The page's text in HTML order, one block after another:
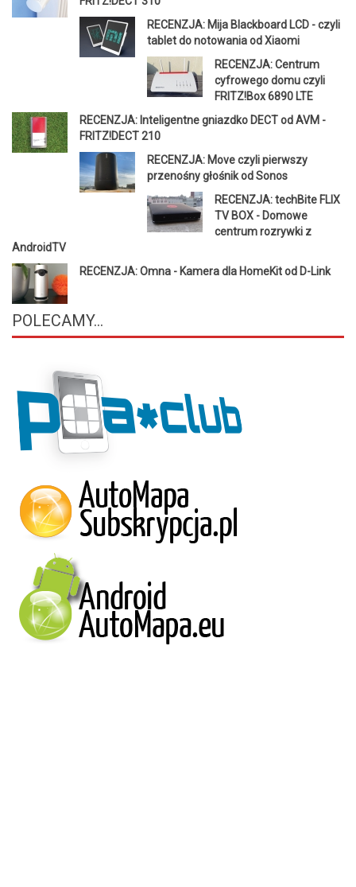
RECENZJA: Mija Blackboard LCD - czyli
tablet do notowania od Xiaomi
RECENZJA: Centrum
cyfrowego domu czyli
FRITZ!Box 6890 LTE
RECENZJA: Inteligentne gniazdko DECT od AVM -
FRITZ!DECT 210
RECENZJA: Move czyli pierwszy
przenośny głośnik od Sonos
RECENZJA: techBite FLIX
TV BOX - Domowe
centrum rozrywki z
AndroidTV
RECENZJA: Omna - Kamera dla HomeKit od D-Link
POLECAMY...